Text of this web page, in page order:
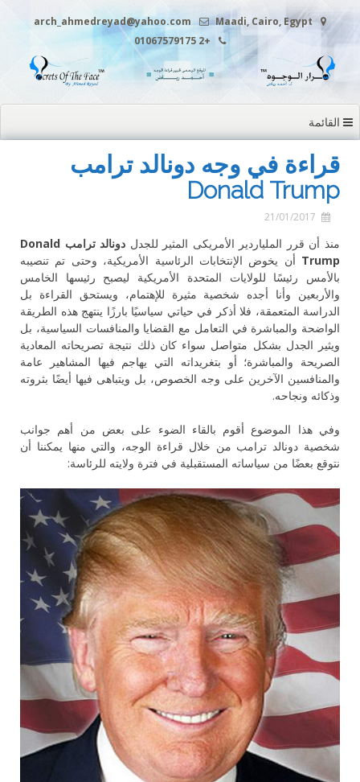
المحتوى
Maadi, Cairo, Egypt
arch_ahmedreyad@yahoo.com
+2 01067579175
القائمة
قراءة في وجه دونالد ترامب
Donald Trump
21/01/2017
منذ أن قرر الملياردير الأمريكى المثير للجدل دونالد ترامب Donald
Trump أن يخوض الإنتخابات الرئاسية الأمريكية، وحتى تم تنصيبه
بالأمس رئيسًا للولايات المتحدة الأمريكية ليصبح رئيسها الخامس
والأربعين وأنا أجده شخصية مثيرة للإهتمام، ويستحق القراءة بل
الدراسة المتعمقة، فلا أذكر في حياتي سياسيًا بارزًا ينتهج هذه الطريقة
الواضحة والمباشرة في التعامل مع القضايا والمنافسات السياسية، بل
ويثير الجدل بشكل متواصل سواء كان ذلك نتيجة تصريحاته المعادية
الصريحة والمباشرة؛ أو بتغريداته التي يهاجم فيها المشاهير عامة
والمنافسين الآخرين على وجه الخصوص، بل ويتباهى فيها أيضًا بثروته
وذكائه ونجاحه.
وفي هذا الموضوع أقوم بالقاء الضوء على بعض من أهم جوانب
شخصية دونالد ترامب من خلال قراءة الوجه، والتي منها يمكننا أن
نتوقع بعضًا من سياساته المستقبلية في فترة ولايته للرئاسة: